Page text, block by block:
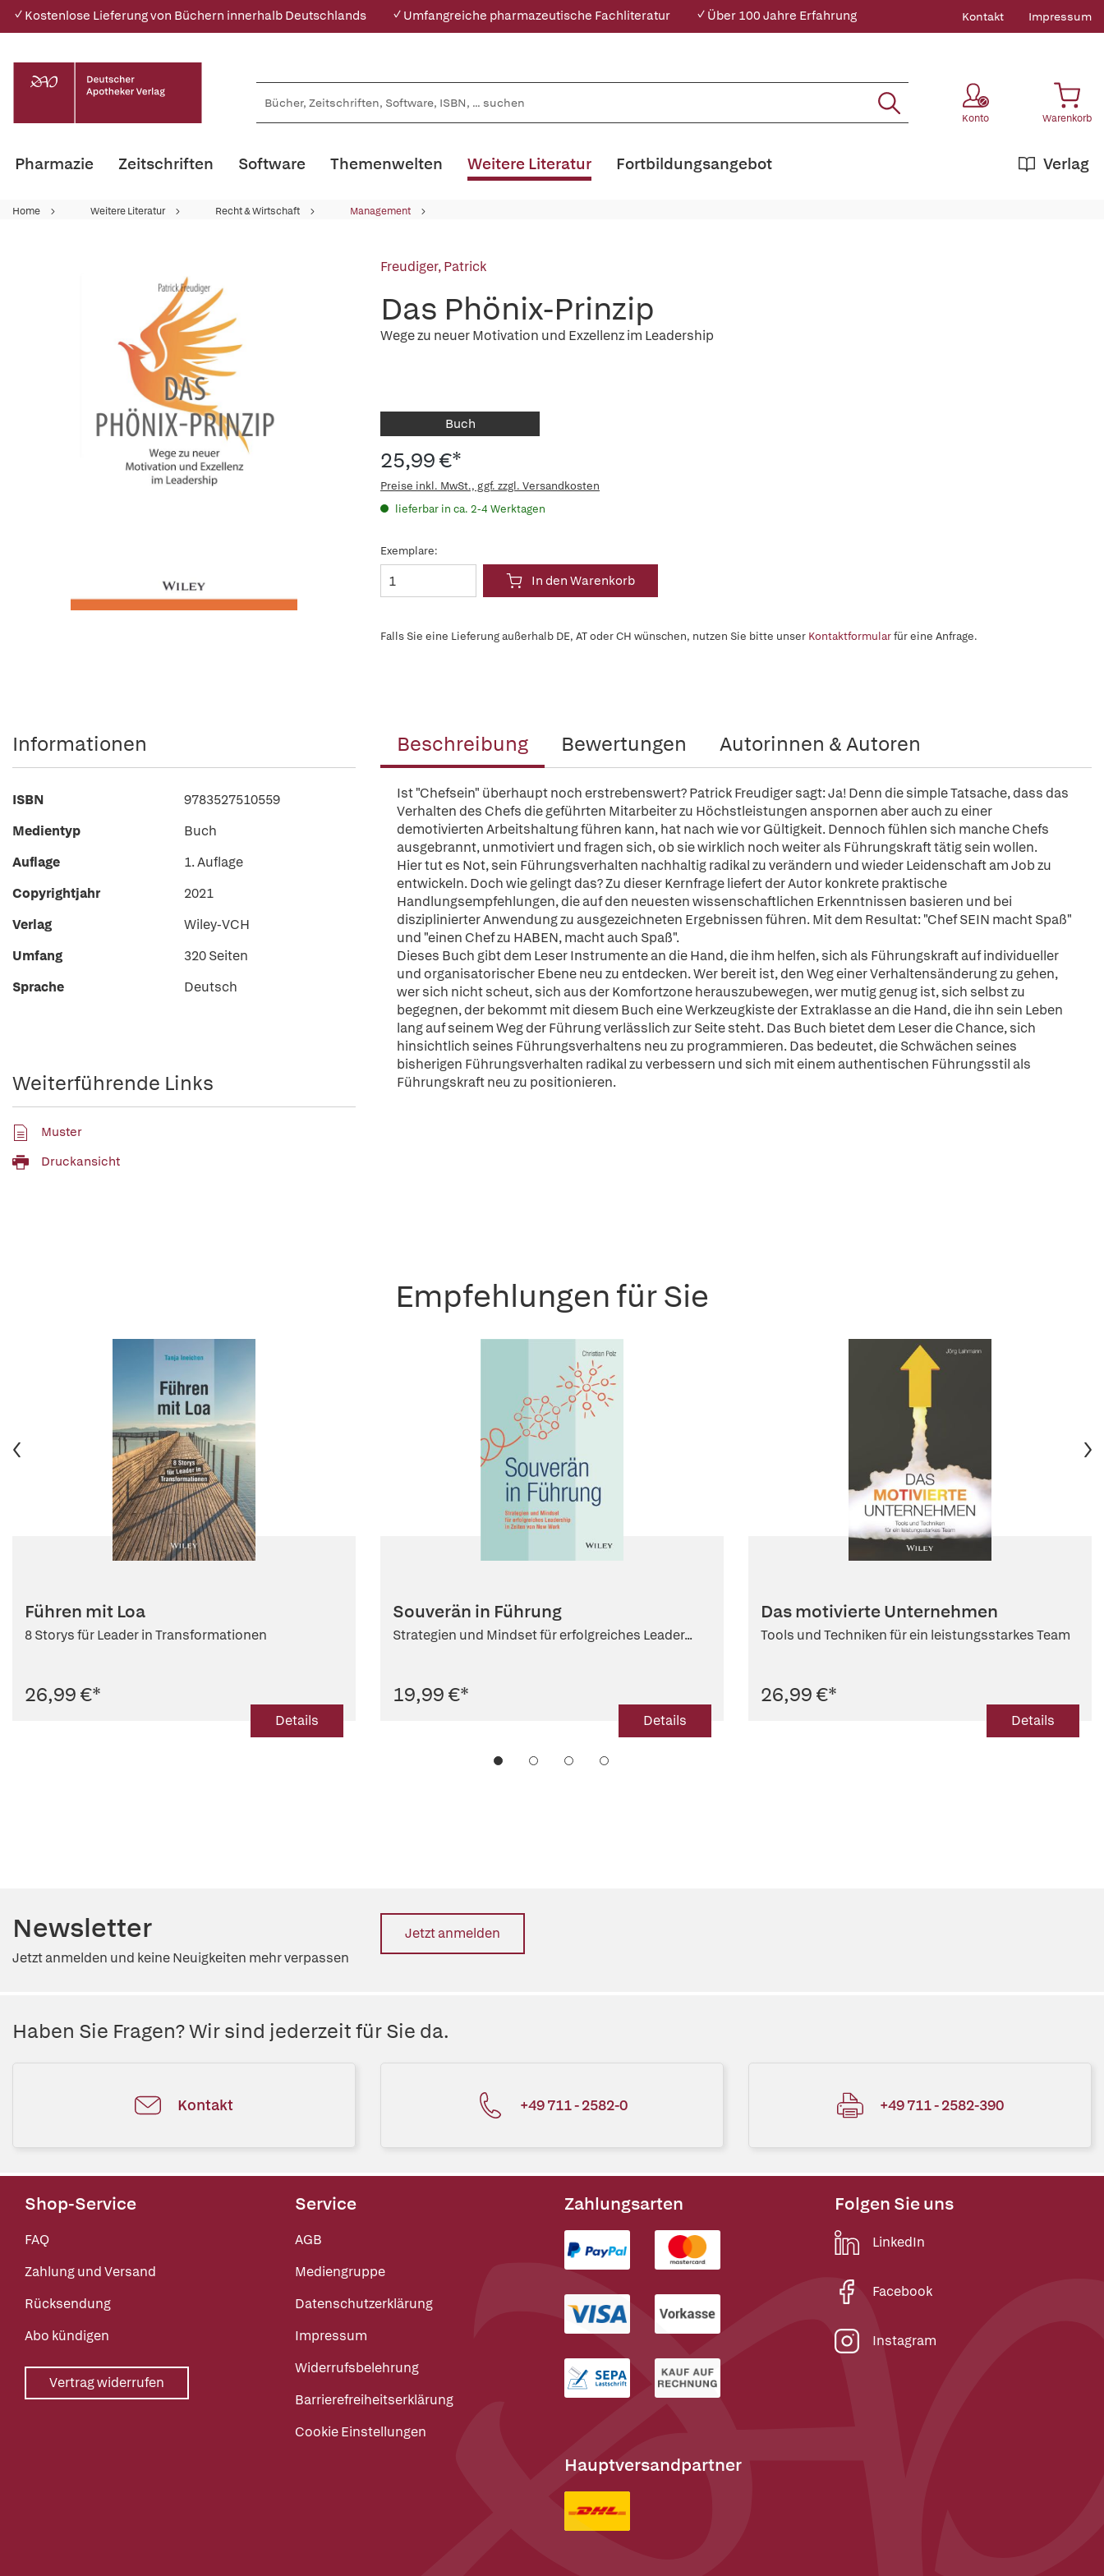
✓ Kostenlose Lieferung von Büchern innerhalb Deutschlands ✓ Umfangreiche pharmazeutische Fachliteratur ✓ Über 100 Jahre Erfahrung Kontakt Impressum
Konto Warenkorb
Pharmazie Zeitschriften Software Themenwelten Weitere Literatur Verlag
Fortbildungsangebot
Home Weitere Literatur Recht & Wirtschaft Management
Freudiger, Patrick
Das Phönix-Prinzip
Wege zu neuer Motivation und Exzellenz im Leadership
Buch
25,99 €*
Preise inkl. MwSt., ggf. zzgl. Versandkosten
lieferbar in ca. 2-4 Werktagen
Exemplare:
In den Warenkorb
Falls Sie eine Lieferung außerhalb DE, AT oder CH wünschen, nutzen Sie bitte unser Kontaktformularfür eine Anfrage.
Beschreibung Bewertungen Autorinnen & Autoren
Ist "Chefsein" überhaupt noch erstrebenswert? Patrick Freudiger sagt: Ja! Denn die simple Tatsache, dass das
Verhalten des Chefs die geführten Mitarbeiter zu Höchstleistungen anspornen aber auch zu einer
demotivierten Arbeitshaltung führen kann, hat nach wie vor Gültigkeit. Dennoch fühlen sich manche Chefs
ausgebrannt, unmotiviert und fragen sich, ob sie wirklich noch weiter als Führungskraft tätig sein wollen.
Hier tut es Not, sein Führungsverhalten nachhaltig radikal zu verändern und wieder Leidenschaft am Job zu
entwickeln. Doch wie gelingt das? Zu dieser Kernfrage liefert der Autor konkrete praktische
Handlungsempfehlungen, die auf den neuesten wissenschaftlichen Erkenntnissen basieren und bei
disziplinierter Anwendung zu ausgezeichneten Ergebnissen führen. Mit dem Resultat: "Chef SEIN macht Spaß"
und "einen Chef zu HABEN, macht auch Spaß".
Dieses Buch gibt dem Leser Instrumente an die Hand, die ihm helfen, sich als Führungskraft auf individueller
und organisatorischer Ebene neu zu entdecken. Wer bereit ist, den Weg einer Verhaltensänderung zu gehen,
wer sich nicht scheut, sich aus der Komfortzone herauszubewegen, wer mutig genug ist, sich selbst zu
begegnen, der bekommt mit diesem Buch eine Werkzeugkiste der Extraklasse an die Hand, die ihn sein Leben
lang auf seinem Weg der Führung verlässlich zur Seite steht. Das Buch bietet dem Leser die Chance, sich
hinsichtlich seines Führungsverhaltens neu zu programmieren. Das bedeutet, die Schwächen seines
bisherigen Führungsverhalten radikal zu verbessern und sich mit einem authentischen Führungsstil als
Führungskraft neu zu positionieren.
Informationen
ISBN
9783527510559
Medientyp
Buch
Auflage
1. Auflage
Copyrightjahr
2021
Verlag
Wiley-VCH
Umfang
320 Seiten
Sprache
Deutsch
Weiterführende Links
Muster
Druckansicht
Empfehlungen für Sie
Führen mit Loa
8 Storys für Leader in Transformationen
26,99 €*
Details
Souverän in Führung
Strategien und Mindset für erfolgreiches Leader...
19,99 €*
Details
Das motivierte Unternehmen
Tools und Techniken für ein leistungsstarkes Team
26,99 €*
Details
Newsletter
Jetzt anmelden und keine Neuigkeiten mehr verpassen
Jetzt anmelden
Haben Sie Fragen? Wir sind jederzeit für Sie da.
Kontakt +49 711 - 2582-0 +49 711 - 2582-390
Shop-Service
FAQ
Zahlung und Versand
Rücksendung
Abo kündigen
Vertrag widerrufen
Service
AGB
Mediengruppe
Datenschutzerklärung
Impressum
Widerrufsbelehrung
Barrierefreiheitserklärung
Cookie Einstellungen
Zahlungsarten
Hauptversandpartner
Folgen Sie uns
LinkedIn
Facebook
Instagram